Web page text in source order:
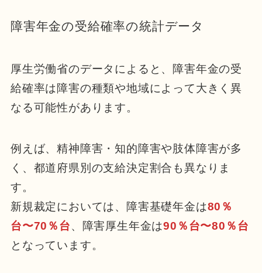
障害年金の受給確率の統計データ
厚生労働省のデータによると、障害年金の受
給確率は障害の種類や地域によって大きく異
なる可能性があります。
例えば、精神障害・知的障害や肢体障害が多
く、都道府県別の支給決定割合も異なりま
す。
新規裁定においては、障害基礎年金は80％
台〜70％台、障害厚生年金は90％台〜80％台
となっています。